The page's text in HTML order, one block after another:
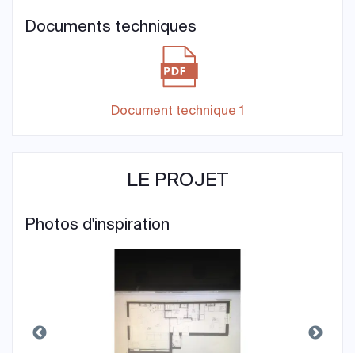
Documents techniques
Document technique 1
LE PROJET
Photos d'inspiration